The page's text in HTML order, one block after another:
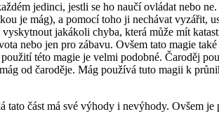
jedinci, jestli se ho naučí ovládat nebo
je mág), a pomocí toho ji nechávat vyzářit,
jakákoli chyba, která může mít
nebo jen pro zábavu. Ovšem tato magie
této magie je velmi podobné. Čaroděj
od čaroděje. Mág používá tuto magii k
část má své výhody i nevýhody. Ovšem